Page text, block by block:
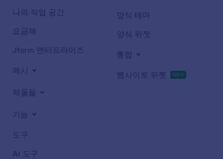
나의 작업 공간
요금제
Jform 엔터프라이즈
예시
제품들
기능
도구
AI 도구
양식 테마
양식 위젯
통합
웹사이트 위젯 NEW